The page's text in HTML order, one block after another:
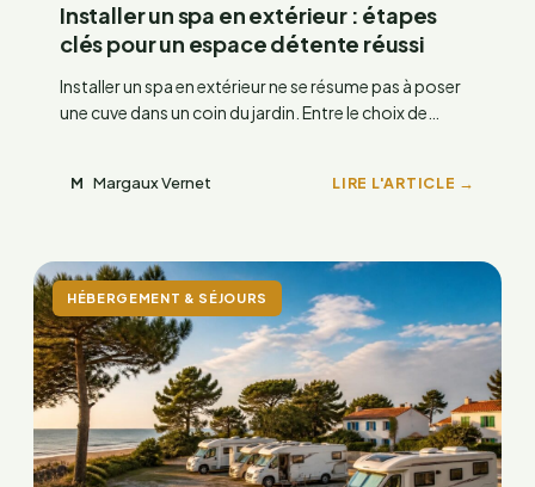
Installer un spa en extérieur : étapes
clés pour un espace détente réussi
Installer un spa en extérieur ne se résume pas à poser
une cuve dans un coin du jardin. Entre le choix de…
M Margaux Vernet LIRE L'ARTICLE →
HÉBERGEMENT & SÉJOURS